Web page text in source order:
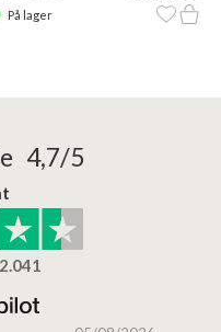
På lager
4,7/5
2.041